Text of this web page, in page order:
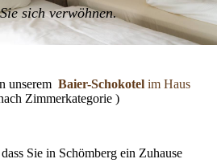
sich verwöhnen.
unserem Baier-Schokotel im Haus
Zimmerkategorie )
Sie in Schömberg ein Zuhause